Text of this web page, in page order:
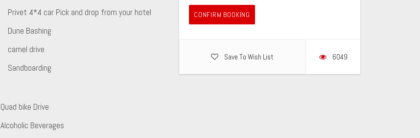
CONFIRM BOOKING
Save To Wish List 6049
Privet 4*4 car Pick and drop from your hotel
Dune Bashing
camel drive
Sandboarding
Quad bike Drive
Alcoholic Beverages